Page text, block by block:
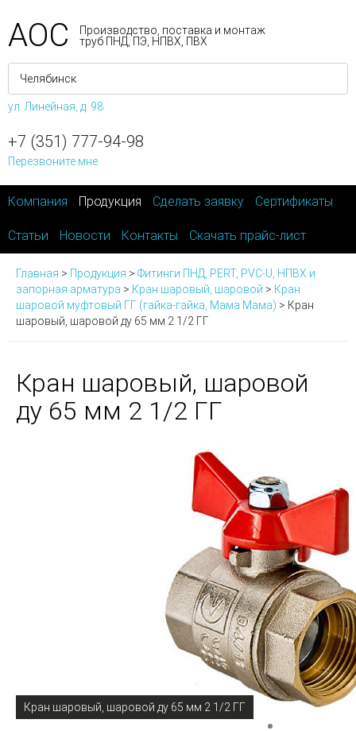
АОС
Производство, поставка и монтаж
труб ПНД, ПЭ, НПВХ, ПВХ
ул. Линейная, д. 98
+7 (351) 777-94-98
Перезвоните мне
Компания Продукция Сделать заявку Сертификаты
Статьи Новости Контакты Скачать прайс-лист
Главная > Продукция > Фитинги ПНД, PERT, PVC-U, НПВХ и
запорная арматура > Кран шаровый, шаровой > Кран
шаровой муфтовый ГГ (гайка-гайка, Мама Мама) > Кран
шаровый, шаровой ду 65 мм 2 1/2 ГГ
Кран шаровый, шаровой
ду 65 мм 2 1/2 ГГ
Кран шаровый, шаровой ду 65 мм 2 1/2 ГГ